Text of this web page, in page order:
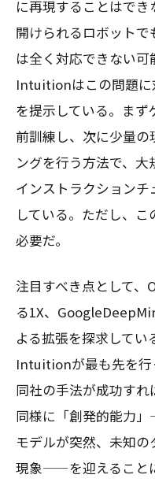
に再現することはで
開けられるロボット
は全く対応できない
Intuitionはこの問題に
を提示している。ま
前訓練し、次に少量
ングを行う方法で、
インストラクション
している。ただし、
必要だ。
注目すべき点として
る1X、
よる拡張を探求して
Intuitionが最も先を行
同社の手法が成功す
同様に「創発的能力
モデルが突然、未知
現象——を迎えること